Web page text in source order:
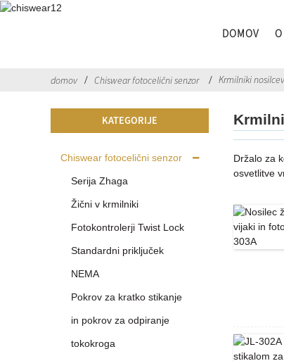
DOMOV
domov Chiswear fotocelični senzor Krmilniki
KATEGORIJE
Chiswear fotocelični senzor
Serija Zhaga
Žični v krmilniki
Fotokontrolerji Twist Lock
Standardni priključek
NEMA
Pokrov za kratko stikanje
in pokrov za odpiranje
tokokroga
Držalo za
osvetlitve